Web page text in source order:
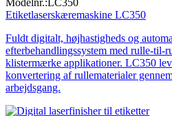
Modelnr.:LC350
Etiketlaserskæremaskine LC350
Fuldt digitalt, højhastigheds og
efterbehandlingssystem med rulle-
klistermærke applikationer. LC350
konvertering af rullematerialer
arbejdsgang.